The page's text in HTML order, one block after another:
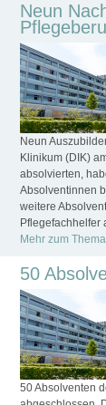
Neun
Neun
Klinikum (DIK)
absolvierten,
Absolventinnen
weitere
Pflegefachhelfer
Mehr zum Thema
50
50 Absolventen